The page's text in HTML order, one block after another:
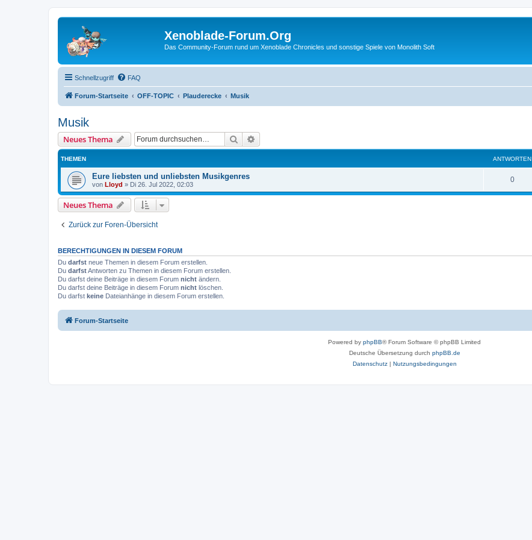
Xenoblade-Forum.Org
Das Community-Forum rund um Xenoblade Chronicles und sonstige Spiele von Monolith Soft
Schnellzugriff FAQ
Forum-Startseite OFF-TOPIC Plauderecke Musik
Musik
Neues Thema Suche
THEMEN ANTWORTEN
Eure liebsten und unliebsten Musikgenres
von Lloyd » Di 26. Jul 2022, 02:03
0
Neues Thema
Zurück zur Foren-Übersicht
BERECHTIGUNGEN IN DIESEM FORUM
Du darfst neue Themen in diesem Forum erstellen.
Du darfstAntworten zu Themen in diesem Forum erstellen.
Du darfst deine Beiträge in diesem Forum nicht ändern.
Du darfst deine Beiträge in diesem Forum nicht löschen.
Du darfst keine Dateianhänge in diesem Forum erstellen.
Forum-Startseite
Powered by phpBB® Forum Software © phpBB Limited
Deutsche Übersetzung durch phpBB.de
Datenschutz| Nutzungsbedingungen